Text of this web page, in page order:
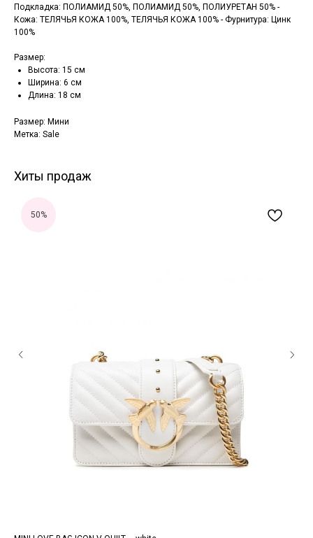
Подкладка: ПОЛИАМИД 50%, ПОЛИАМИД 50%, ПОЛИУРЕТАН 50% -
Кожа: ТЕЛЯЧЬЯ КОЖА 100%, ТЕЛЯЧЬЯ КОЖА 100% - Фурнитура: Цинк
100%
Размер:
Высота: 15 см
Ширина: 6 см
Длина: 18 см
Размер: Мини
Метка: Sale
Хиты продаж
50%